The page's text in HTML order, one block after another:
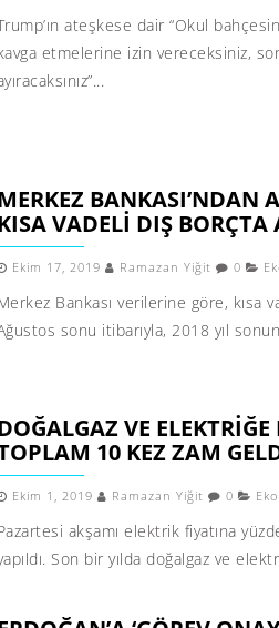
ateşkese dair “Okul
etmelerine izin vereceksiniz,
BANKASI’NDAN
VADELI DIŞ BORÇTA
Ekim 17, 2019 Ramazan Yiğit 0
Bankası verilerine göre, kısa
sonu itibarıyla, 2018 yıl
VE
10 KEZ ZAM
Ekim 1, 2019 Ramazan Yiğit 0
akşamı elektrik fiyatına
Son bir yılda doğalgaz ve